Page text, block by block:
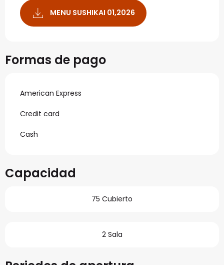
MENU SUSHIKAI 01,2026
Formas de pago
American Express
Credit card
Cash
Capacidad
75 Cubierto
2 Sala